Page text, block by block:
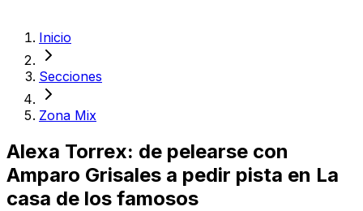
Inicio
Secciones
Zona Mix
Alexa Torrex: de pelearse con
Amparo Grisales a pedir pista en La
casa de los famosos